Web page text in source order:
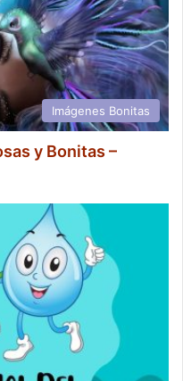
Imágenes Bonitas
y Bonitas –